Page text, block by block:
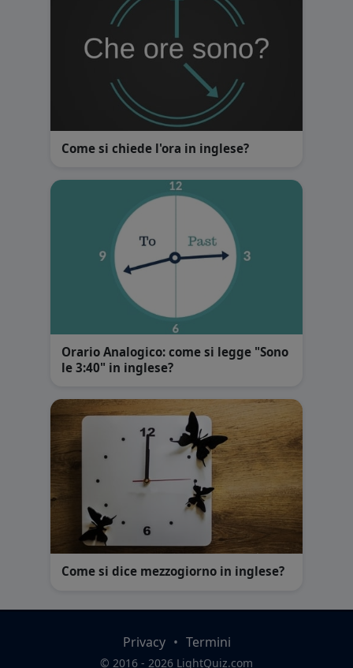
Come si chiede l'ora in inglese?
Orario Analogico: come si legge "Sono
le 3:40" in inglese?
Come si dice mezzogiorno in inglese?
Privacy • Termini
© 2016 - 2026 LightQuiz.com